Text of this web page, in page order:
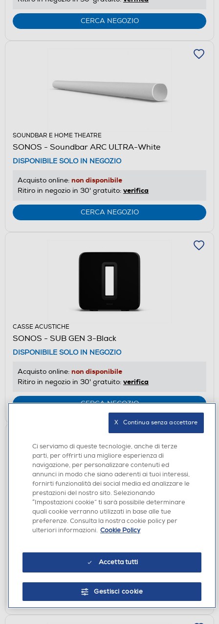
CERCA NEGOZIO
SOUNDBAR E HOME THEATRE
SONOS - Soundbar ARC ULTRA-White
DISPONIBILE SOLO IN NEGOZIO
Acquisto online: non disponibile
Ritiro in negozio in 30' gratuito: verifica
CERCA NEGOZIO
CASSE ACUSTICHE
SONOS - SUB GEN 3-Black
DISPONIBILE SOLO IN NEGOZIO
Acquisto online: non disponibile
Ritiro in negozio in 30' gratuito: verifica
CERCA NEGOZIO
CASSE ACUSTICHE
AAAMAZE - SPEAKER BT RUFFLE BK-NERO
non disponibile
Ritiro in negozio in 30' gratuito:verifica
CERCA NEGOZIO
Ci serviamo di queste tecnologie, anche di terze
parti, per offrirti una migliore esperienza di
navigazione, per personalizzare contenuti ed
annunci in modo che siano aderenti ai tuoi interessi,
fornirti funzionalità dei social media ed analizzare le
prestazioni del nostro sito. Selezionando
“Impostazioni cookie” ti sarà possibile determinare
quali cookie verranno utilizzati in base alle tue
preferenze. Consulta la nostra cookie policy per
ulteriori informazioni. Cookie Policy
Accetta tutti
Gestisci cookie
X   Continua senza accettare